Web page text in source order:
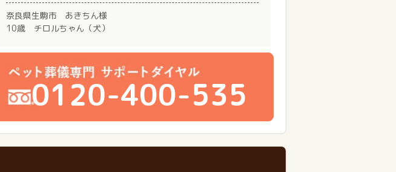
奈良県生駒市 あきちん様
10歳 チロルちゃん（犬）
0120-400-535